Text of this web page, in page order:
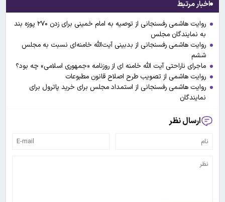
اخبار مرتبط
روایت هاشمی رفسنجانی از توصیه به امام خمینی برای زدن ۲۷۰ پوزه بند
به نمایندگان مجلس
روایت هاشمی رفسنجانی از بدبینی آیت‌الله خامنه‌ای نسبت به مجلس
ششم
ماجرای ناراحتی آیت الله خامنه ای از روزنامه «جمهوری اسلامی» چه بود؟
روایت هاشمی از تصویب طرح اصلاح قانون مطبوعات
روایت هاشمی رفسنجانی از استمداد مجلس برای خرید پاترول برای
نمایندگان
ارسال نظر